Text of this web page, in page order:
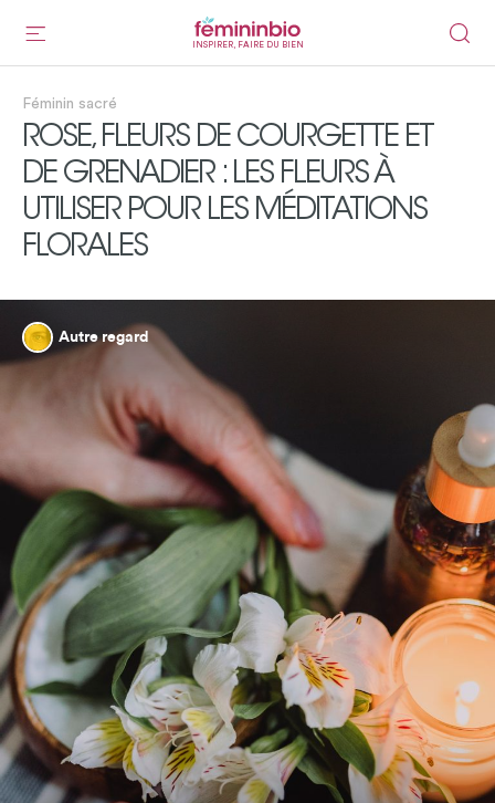
INSPIRER, FAIRE DU BIEN
Féminin sacré
ROSE, FLEURS DE COURGETTE ET
DE GRENADIER : LES FLEURS À
UTILISER POUR LES MÉDITATIONS
FLORALES
Autre regard